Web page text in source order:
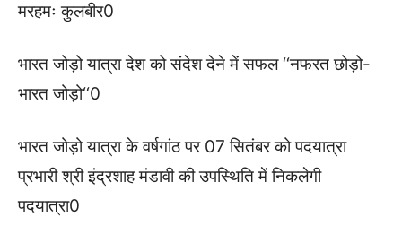
मरहमः कुलबीर0
भारत जोड़ो यात्रा देश को संदेश देने में सफल ‘‘नफरत छोड़ो-
भारत जोड़ो‘‘0
भारत जोड़ो यात्रा के वर्षगांठ पर 07 सितंबर को पदयात्रा
प्रभारी श्री इंद्रशाह मंडावी की उपस्थिति में निकलेगी
पदयात्रा0